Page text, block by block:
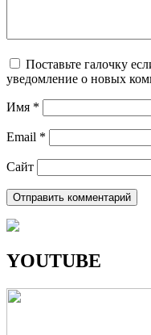
Поставьте галочку
уведомление о новых
Имя *
Email *
Сайт
YOUTUBE